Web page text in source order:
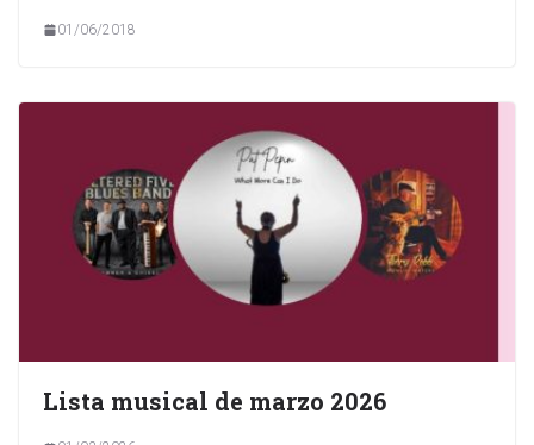
01/06/2018
Lista musical de marzo 2026